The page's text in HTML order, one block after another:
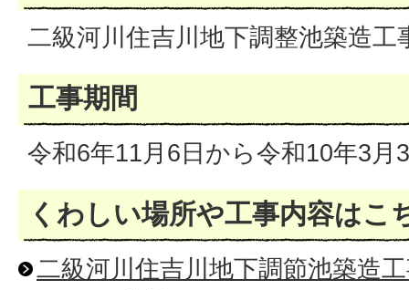
二級河川住吉川地下調整池築造工
工事期間
令和6年11月6日から令和10年3月
くわしい場所や工事内容はこ
二級河川住吉川地下調節池築造